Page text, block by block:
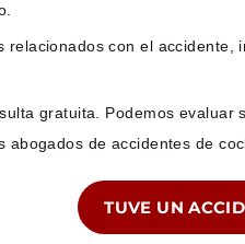
con el
gratuita. Podemos
de accidentes de
TUVE UN